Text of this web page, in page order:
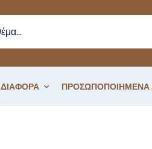
ΔΙΑΦΟΡΑ ΠΡΟΣΩΠΟΠΟΙΗΜΕΝΑ